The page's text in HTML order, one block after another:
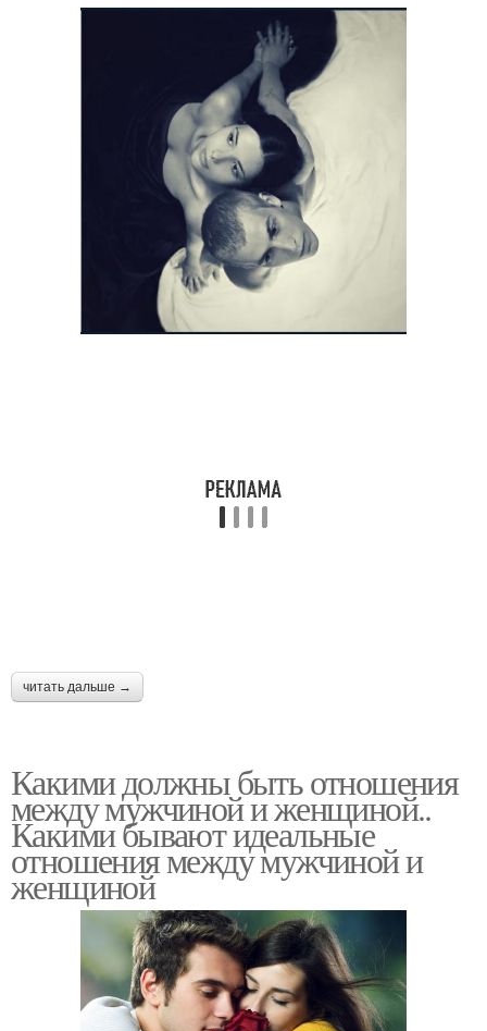
Серьезные отношения
читать дальше →
Какими должны быть отношения
между мужчиной и женщиной..
Какими бывают идеальные
отношения между мужчиной и
женщиной